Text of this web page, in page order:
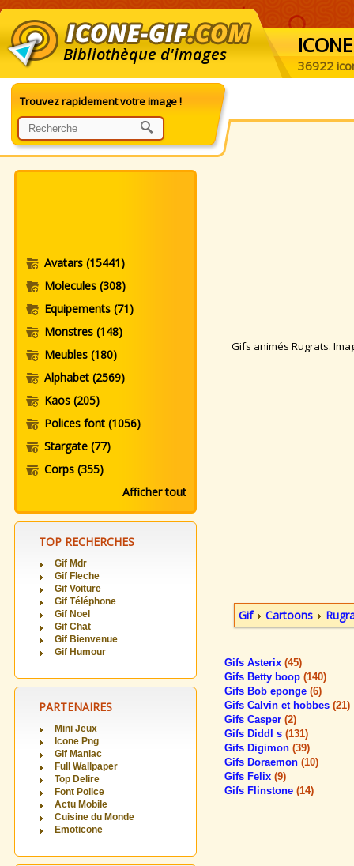
Bibliothèque d'images ICONE
36922
Trouvez rapidement votre image !
Avatars (15441)
Molecules (308)
Equipements (71)
Monstres (148)
Meubles (180)
Alphabet (2569)
Kaos (205)
Polices font (1056)
Stargate (77)
Corps (355)
Afficher tout
TOP RECHERCHES
Gif Mdr
Gif Fleche
Gif Voiture
Gif Téléphone
Gif Noel
Gif Chat
Gif Bienvenue
Gif Humour
PARTENAIRES
Mini Jeux
Icone Png
Gif Maniac
Full Wallpaper
Top Delire
Font Police
Actu Mobile
Cuisine du Monde
Emoticone
Gifs animés Rugrats.
Gif Cartoons
Gifs Asterix (45)
Gifs Betty boop (140)
Gifs Bob eponge (6)
Gifs Calvin et hobbes (21)
Gifs Casper (2)
Gifs Diddl s (131)
Gifs Digimon (39)
Gifs Doraemon (10)
Gifs Felix (9)
Gifs Flinstone (14)